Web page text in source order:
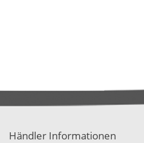
Händler Informationen